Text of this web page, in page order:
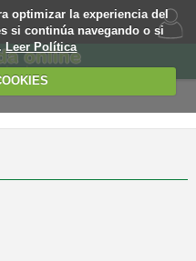
optimizar la experiencia del
si continúa navegando o si
Leer Política